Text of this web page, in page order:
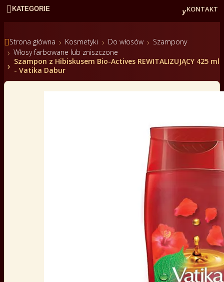
 KATEGORIE KONTAKT
Strona główna Kosmetyki Do włosów
Szampony
Włosy farbowane lub zniszczone
Szampon z Hibiskusem Bio-Actives REWITALIZUJĄCY 425 ml
- Vatika Dabur